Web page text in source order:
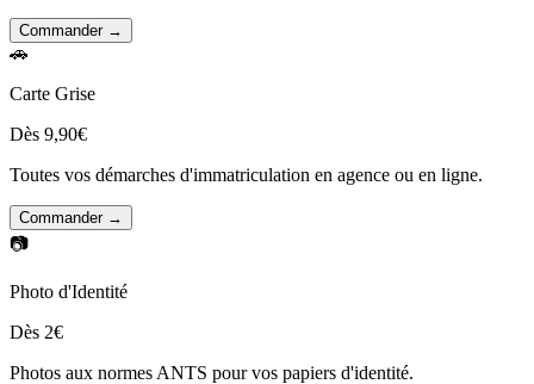
Commander →
🚗
Carte Grise
Dès 9,90€
Toutes vos démarches d'immatriculation en agence ou en ligne.
Commander →
📷
Photo d'Identité
Dès 2€
Photos aux normes ANTS pour vos papiers d'identité.